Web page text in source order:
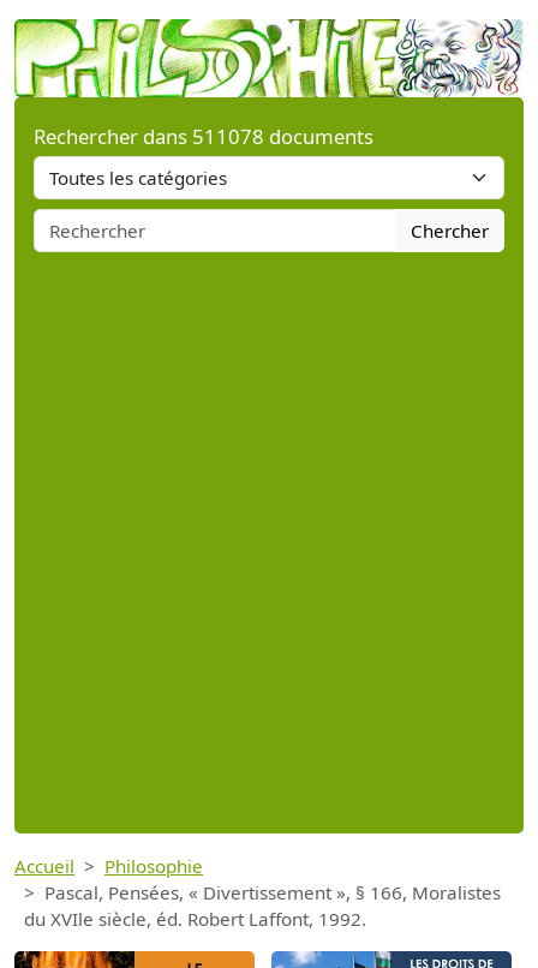
Rechercher dans 511078 documents
Chercher
Accueil
Philosophie
Pascal, Pensées, « Divertissement », § 166, Moralistes
du XVIle siècle, éd. Robert Laffont, 1992.